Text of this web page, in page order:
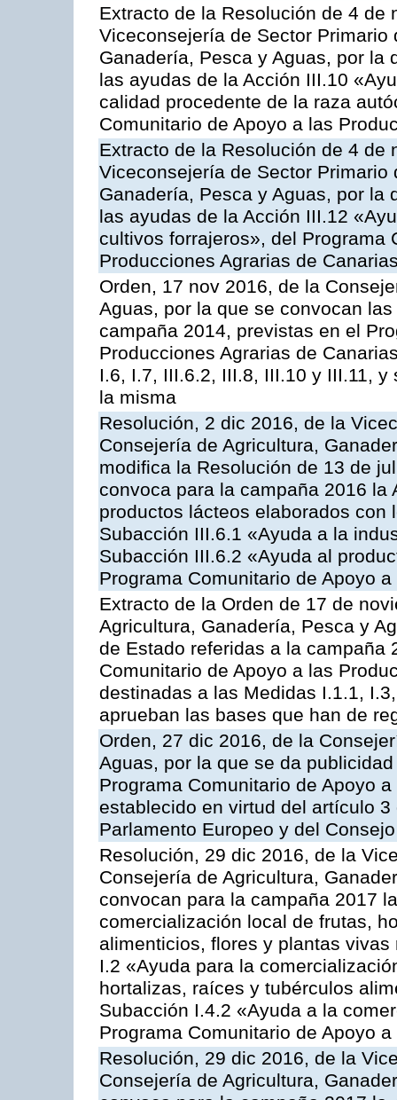
Extracto de la Resolución de 4 de
Viceconsejería de Sector
Ganadería, Pesca y Aguas, por la
las ayudas de la Acción III.10
calidad procedente de la raza
Comunitario de Apoyo a las
Extracto de la Resolución de 4 de
Viceconsejería de Sector
Ganadería, Pesca y Aguas, por la
las ayudas de la Acción III.12
cultivos forrajeros», del Programa
Producciones Agrarias de
Orden, 17 nov 2016, de la
Aguas, por la que se convocan
campaña 2014, previstas en el
Producciones Agrarias de
I.6, I.7, III.6.2, III.8, III.10 y III.11,
la misma
Resolución, 2 dic 2016, de la
Consejería de Agricultura,
modifica la Resolución de 13 de
convoca para la campaña 2016
productos lácteos elaborados
Subacción III.6.1 «Ayuda a la
Subacción III.6.2 «Ayuda al
Programa Comunitario de Apoyo
Extracto de la Orden de 17 de
Agricultura, Ganadería, Pesca y
de Estado referidas a la campaña
Comunitario de Apoyo a las
destinadas a las Medidas I.1.1,
aprueban las bases que han de
Orden, 27 dic 2016, de la
Aguas, por la que se da
Programa Comunitario de Apoyo
establecido en virtud del artículo
Parlamento Europeo y del Consejo
Resolución, 29 dic 2016, de la
Consejería de Agricultura,
convocan para la campaña 2017
comercialización local de frutas,
alimenticios, flores y plantas
I.2 «Ayuda para la
hortalizas, raíces y tubérculos
Subacción I.4.2 «Ayuda a la
Programa Comunitario de Apoyo
Resolución, 29 dic 2016, de la
Consejería de Agricultura,